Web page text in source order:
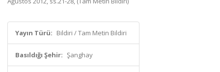
Yayın Türü: Bildiri / Tam Metin Bildiri
Basıldığı Şehir: Şanghay